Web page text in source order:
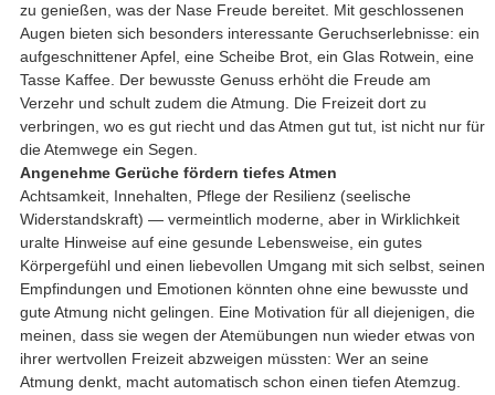
zu genießen, was der Nase Freude bereitet. Mit geschlossenen
Augen bieten sich besonders interessante Geruchserlebnisse: ein
aufgeschnittener Apfel, eine Scheibe Brot, ein Glas Rotwein, eine
Tasse Kaffee. Der bewusste Genuss erhöht die Freude am
Verzehr und schult zudem die Atmung. Die Freizeit dort zu
verbringen, wo es gut riecht und das Atmen gut tut, ist nicht nur für
die Atemwege ein Segen.
Angenehme Gerüche fördern tiefes Atmen
Achtsamkeit, Innehalten, Pflege der Resilienz (seelische
Widerstandskraft) — vermeintlich moderne, aber in Wirklichkeit
uralte Hinweise auf eine gesunde Lebensweise, ein gutes
Körpergefühl und einen liebevollen Umgang mit sich selbst, seinen
Empfindungen und Emotionen könnten ohne eine bewusste und
gute Atmung nicht gelingen. Eine Motivation für all diejenigen, die
meinen, dass sie wegen der Atemübungen nun wieder etwas von
ihrer wertvollen Freizeit abzweigen müssten: Wer an seine
Atmung denkt, macht automatisch schon einen tiefen Atemzug.